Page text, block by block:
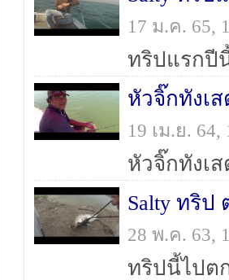
17 ม.ค. 65,
หัวจิ๊กทังเ
19 เม.ย.
Salty ทริป
28 พ.ค. 63,